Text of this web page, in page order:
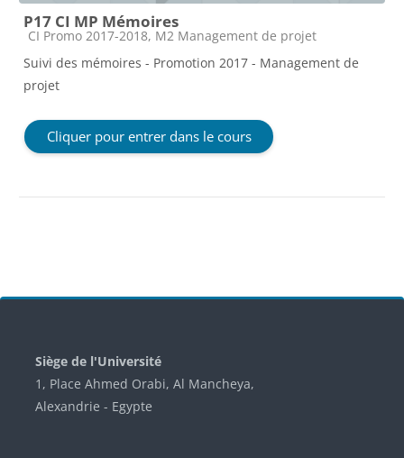
P17 CI MP Mémoires
Catégorie de cours
CI Promo 2017-2018, M2 Management de projet
Suivi des mémoires - Promotion 2017 - Management de
projet
Cliquer pour entrer dans le cours
Siège de l'Université
1, Place Ahmed Orabi, Al Mancheya,
Alexandrie - Egypte